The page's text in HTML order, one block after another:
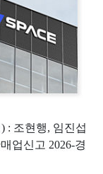
: 조현행, 임진섭
업신고 2026-경